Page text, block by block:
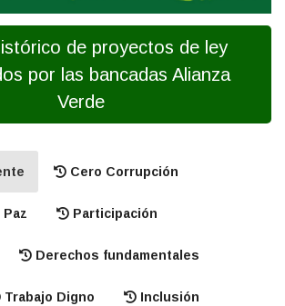
de proyectos de ley
por las bancadas Alianza
Verde
Cero Corrupción
Participación
Derechos fundamentales
Trabajo Digno Inclusión